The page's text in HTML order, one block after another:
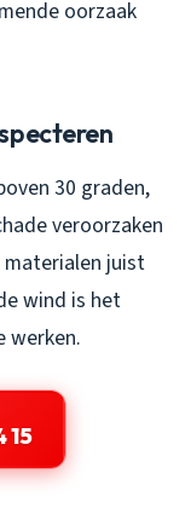
oorzaak
30 graden,
veroorzaken
juist
wind is het
werken.
15